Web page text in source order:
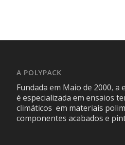
A POLYPACK
Fundada em Maio de 2000, a
é especializada em ensaios
climáticos em materiais
componentes acabados e